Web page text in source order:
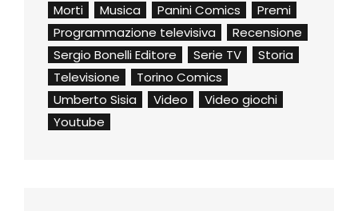
Morti
Musica Panini Comics
Premi
Programmazione televisiva
Recensione
Sergio Bonelli Editore
Serie TV
Storia
Televisione
Torino Comics
Umberto Sisia
Video
Video giochi
Youtube